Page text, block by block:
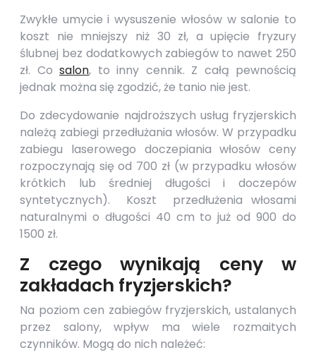
Zwykłe umycie i wysuszenie włosów w salonie to
koszt nie mniejszy niż 30 zł, a upięcie fryzury
ślubnej bez dodatkowych zabiegów to nawet 250
zł. Co salon, to inny cennik. Z całą pewnością
jednak można się zgodzić, że tanio nie jest.
Do zdecydowanie najdroższych usług fryzjerskich
należą zabiegi przedłużania włosów. W przypadku
zabiegu laserowego doczepiania włosów ceny
rozpoczynają się od 700 zł (w przypadku włosów
krótkich lub średniej długości i doczepów
syntetycznych). Koszt przedłużenia włosami
naturalnymi o długości 40 cm to już od 900 do
1500 zł.
Z czego wynikają ceny w
zakładach fryzjerskich?
Na poziom cen zabiegów fryzjerskich, ustalanych
przez salony, wpływ ma wiele rozmaitych
czynników. Mogą do nich należeć: